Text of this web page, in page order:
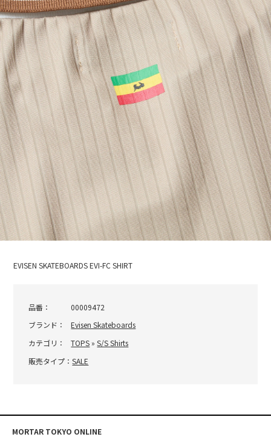
EVISEN SKATEBOARDS EVI-FC SHIRT
品番：
00009472
ブランド：
Evisen Skateboards
カテゴリ：
TOPS »S/S Shirts
販売タイプ：SALE
MORTAR TOKYO ONLINE